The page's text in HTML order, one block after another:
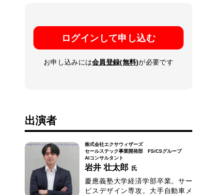
ログインして申し込む
お申し込みには会員登録(無料)が必要です
出演者
株式会社エクサウィザーズ
セールステック事業開発部 FS/CSグループ
AIコンサルタント
岩井 壮太郎 氏
慶應義塾大学経済学部卒業。サー
ビスデザイン専攻。大手自動車メ